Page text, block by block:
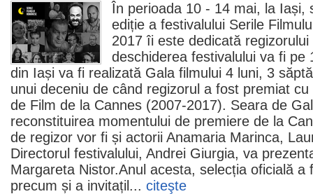
În perioada 10 - 14 mai, la Iași,
ediție a festivalului Serile
2017 îi este dedicată regizorului
deschiderea festivalului va fi pe
din Iași va fi realizată Gala filmului 4 luni, 3
unui deceniu de când regizorul a fost premiat cu
de Film de la Cannes (2007-2017). Seara de
reconstituirea momentului de premiere de la
de regizor vor fi și actorii Anamaria Marinca,
Directorul festivalului, Andrei Giurgia, va
Margareta Nistor.Anul acesta, selecția oficială a
precum și a invitațil... citeşte